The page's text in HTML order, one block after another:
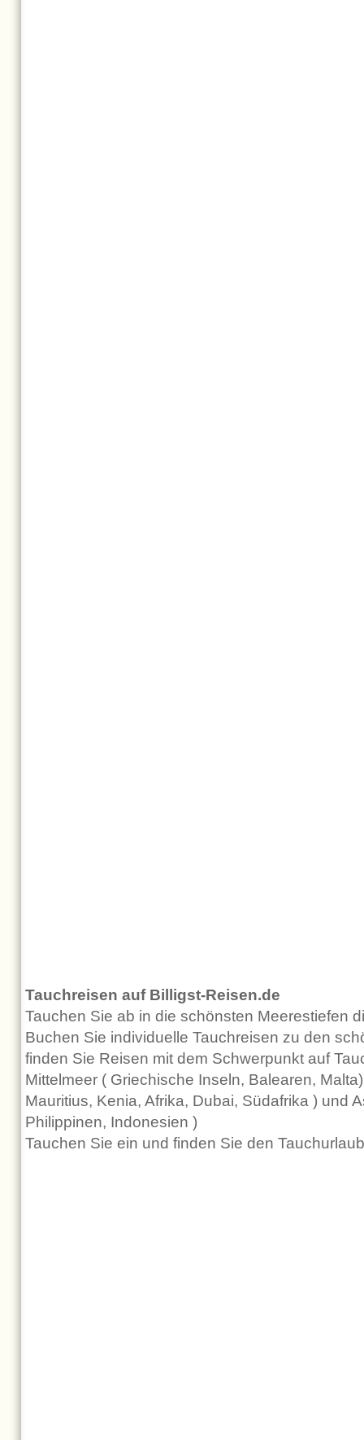
Tauchreisen auf Billigst-Reisen.de
Tauchen Sie ab in die schönsten Meerestiefen
Buchen Sie individuelle Tauchreisen zu den
finden Sie Reisen mit dem Schwerpunkt auf
Mittelmeer ( Griechische Inseln, Balearen,
Mauritius, Kenia, Afrika, Dubai, Südafrika ) und
Philippinen, Indonesien )
Tauchen Sie ein und finden Sie den